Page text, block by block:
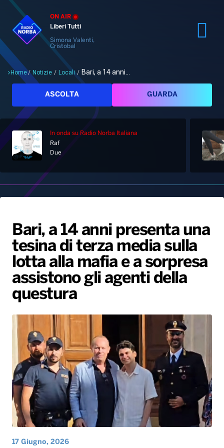
ON AIR
Liberi Tutti
Simona Valenti,
Cristobal
Cerca
Home
Radio
Hit Dance
Giochi&Concorsi
PALATOUR
Notizie
Locali
Musica e Spettacolo
Sport
Radio Norba Consiglia
Leggerissime
Playlist
Generale
Novità
Notiziario
Interviste
Oroscopo
Speciale Astrabilia 2026
Gallery
Radio Norba News TV
Voce al Bari
Battiti Live 2026
Gallery
Home/ Notizie / Locali / Bari, a 14 anni...
ASCOLTA GUARDA
In onda su Radio Norba Italiana
Raf
Due
Bari, a 14 anni presenta una
tesina di terza media sulla
lotta alla mafia e a sorpresa
assistono gli agenti della
questura
17 Giugno, 2026